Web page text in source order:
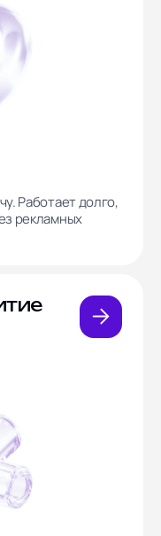
Работает долго,
рекламных